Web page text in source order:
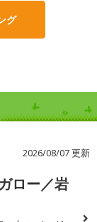
グ
2026/08/07 更新
ロー／岩